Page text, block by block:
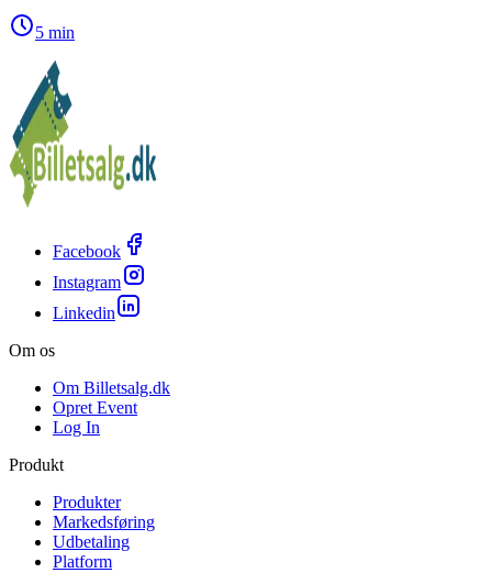
5 min
Facebook
Instagram
Linkedin
Om os
Om Billetsalg.dk
Opret Event
Log In
Produkt
Produkter
Markedsføring
Udbetaling
Platform